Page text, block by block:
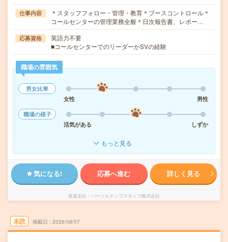
仕事内容
＊スタッフフォロー・管理・教育＊ブースコントロール＊
コールセンターの管理業務全般＊日次報告書、レポー…
応募資格
英語力不要
■コールセンターでのリーダーかSVの経験
職場の雰囲気
男女比率
女性
男性
職場の様子
活気がある
しずか
もっと見る
気になる! 応募へ進む 詳しく見る
派遣会社 パーソルテンプスタッフ株式会社
未読 掲載日 2026/08/07